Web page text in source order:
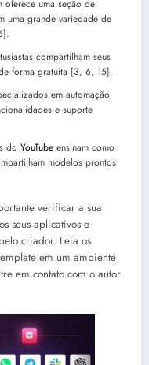
uma seção de
uma grande variedade de
compartilham seus
forma gratuita [3, 6, 15].
em automação
e suporte
do YouTube ensinam como
modelos prontos
verificar a sua
seus aplicativos e
criador. Leia os
em um ambiente
em contato com o autor